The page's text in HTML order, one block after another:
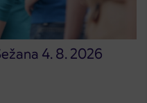
4. 8. 2026